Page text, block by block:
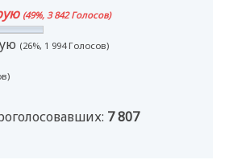
(49%, 3 842 Голосов)
(26%, 1 994 Голосов)
7 807